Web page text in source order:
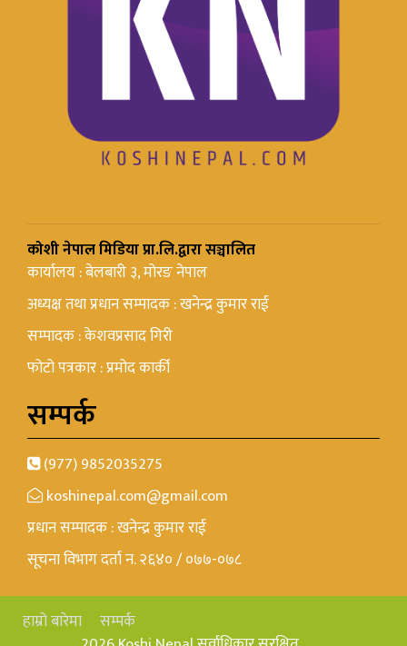
कोशी नेपाल मिडिया प्रा.लि.द्वारा सञ्चालित
कार्यालय : बेलबारी ३, मोरङ नेपाल
अध्यक्ष तथा प्रधान सम्पादक : खनेन्द्र कुमार राई
सम्पादक : केशवप्रसाद गिरी
फोटो पत्रकार : प्रमोद कार्की
सम्पर्क
(977) 9852035275
koshinepal.com@gmail.com
प्रधान सम्पादक : खनेन्द्र कुमार राई
सूचना विभाग दर्ता न. २६४० / ०७७-०७८
हाम्रो बारेमा
सम्पर्क